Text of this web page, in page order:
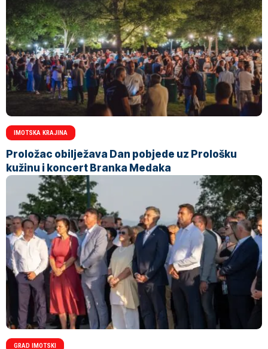
IMOTSKA KRAJINA
Proložac obilježava Dan pobjede uz Prološku
kužinu i koncert Branka Medaka
GRAD IMOTSKI